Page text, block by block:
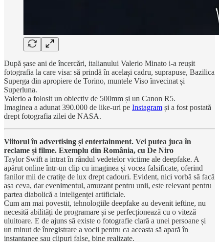
După șase ani de încercări, italianului Valerio Minato i-a reușit
fotografia la care visa: să prindă în același cadru, suprapuse, Bazilica
Superga din apropiere de Torino, muntele Viso învecinat și
Superluna.
Valerio a folosit un obiectiv de 500mm și un Canon R5.
Imaginea a adunat 390.000 de like-uri pe Instagram și a fost postată
drept fotografia zilei de NASA.
Viitorul în advertising și entertainment. Vei putea juca în
reclame și filme. Exemplu din România, cu De Niro
Taylor Swift a intrat în rândul vedetelor victime ale deepfake. A
apărut online într-un clip cu imaginea și vocea falsificate, oferind
fanilor mii de cratițe de lux drept cadouri. Evident, nici vorbă să facă
așa ceva, dar evenimentul, amuzant pentru unii, este relevant pentru
partea diabolică a inteligenței artificiale.
Cum am mai povestit, tehnologiile deepfake au devenit ieftine, nu
necesită abilități de programare și se perfecționează cu o viteză
uluitoare. E de ajuns să existe o fotografie clară a unei persoane și
un minut de înregistrare a vocii pentru ca aceasta să apară în
instantanee sau clipuri false, bine realizate.